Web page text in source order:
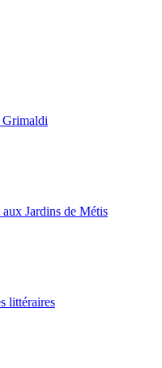
Grimaldi
Jardins de Métis
littéraires